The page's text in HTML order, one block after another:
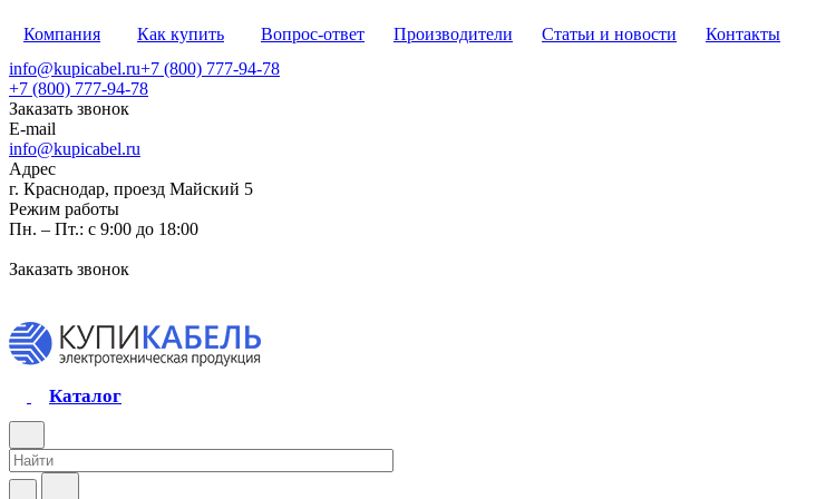
Компания Как купить Вопрос-ответ Производители Статьи и новости
Контакты
info@kupicabel.ru+7 (800) 777-94-78
+7 (800) 777-94-78
Заказать звонок
E-mail
info@kupicabel.ru
Адрес
г. Краснодар, проезд Майский 5
Режим работы
Пн. – Пт.: с 9:00 до 18:00
Заказать звонок
Каталог